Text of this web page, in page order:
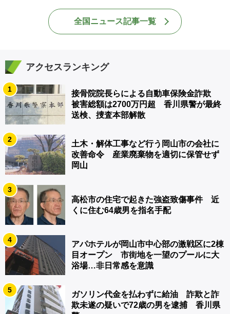
全国ニュース記事一覧
アクセスランキング
1
接骨院院長らによる自動車保険金詐欺
被害総額は2700万円超 香川県警が最終
送検、捜査本部解散
2
土木・解体工事など行う岡山市の会社に
改善命令 産業廃棄物を適切に保管せず
岡山
3
高松市の住宅で起きた強盗致傷事件 近
くに住む64歳男を指名手配
4
アパホテルが岡山市中心部の激戦区に2棟
目オープン 市街地を一望のプールに大
浴場…非日常感を意識
5
ガソリン代金を払わずに給油 詐欺と詐
欺未遂の疑いで72歳の男を逮捕 香川県